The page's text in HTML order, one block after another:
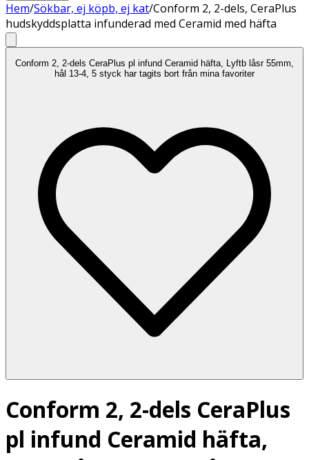
Hem/Sökbar, ej köpb, ej kat/Conform 2, 2-dels, CeraPlus
hudskyddsplatta infunderad med Ceramid med häfta
Conform 2, 2-dels CeraPlus pl infund Ceramid häfta, Lyftb låsr 55mm,
hål 13-4, 5 styck har tagits bort från mina favoriter
Conform 2, 2-dels CeraPlus
pl infund Ceramid häfta,